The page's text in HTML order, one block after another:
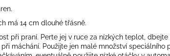
má 14 cm dlouhé třásně.
při praní. Perte jej v ruce za nízkých teplot, dbejte
máchání. Použijte jen malé množství speciálního